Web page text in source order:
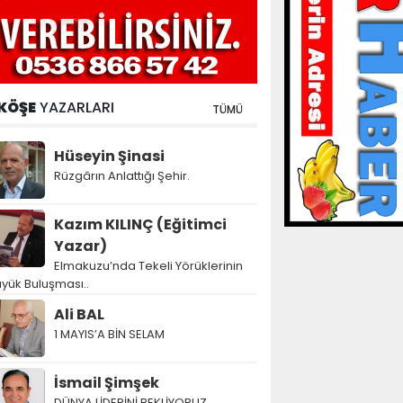
YAZARLARI TÜMÜ
Hüseyin Şinasi
Rüzgârın Anlattığı Şehir.
Kazım KILINÇ (Eğitimci
Yazar)
Elmakuzu’nda Tekeli Yörüklerinin
Buluşması..
Ali BAL
1 MAYIS’A BİN SELAM
İsmail Şimşek